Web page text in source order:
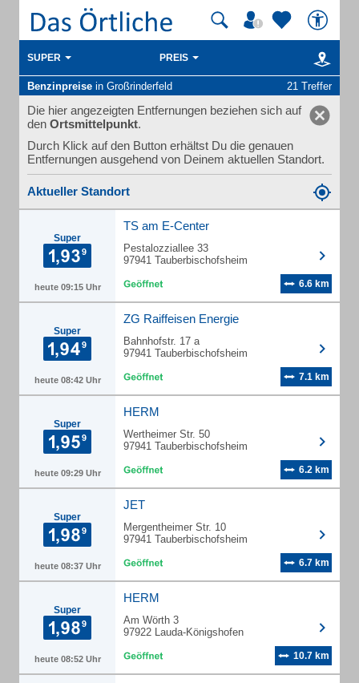
SUPER PREIS
Benzinpreise in Großrinderfeld 21 Treffer
Die hier angezeigten Entfernungen beziehen sich auf
den Ortsmittelpunkt.
Durch Klick auf den Button erhältst Du die genauen
Entfernungen ausgehend von Deinem aktuellen Standort.
Aktueller Standort
Super
heute 09:15 Uhr
TS am E-Center
Pestalozziallee 33
97941 Tauberbischofsheim
6.6 km
Super
heute 08:42 Uhr
ZG Raiffeisen Energie
Bahnhofstr. 17 a
97941 Tauberbischofsheim
7.1 km
Super
heute 09:29 Uhr
HERM
Wertheimer Str. 50
97941 Tauberbischofsheim
6.2 km
Super
heute 08:37 Uhr
JET
Mergentheimer Str. 10
97941 Tauberbischofsheim
6.7 km
Super
heute 08:52 Uhr
HERM
Am Wörth 3
97922 Lauda-Königshofen
10.7 km